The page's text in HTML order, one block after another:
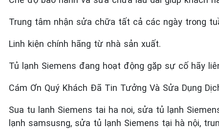
Trung tâm nhận sửa chữa tất cả các ngày trong
Linh kiện chính hãng từ nhà sản xuất.
Tủ lạnh Siemens đang hoạt động gặp sự cố hãy
Cám Ơn Quý Khách Đã Tin Tưởng Và Sửa Dụng
Sua tu lanh Siemens tai ha noi, sửa tủ lạnh
lạnh samsusng, sửa tủ lạnh Siemens tại hà nội,